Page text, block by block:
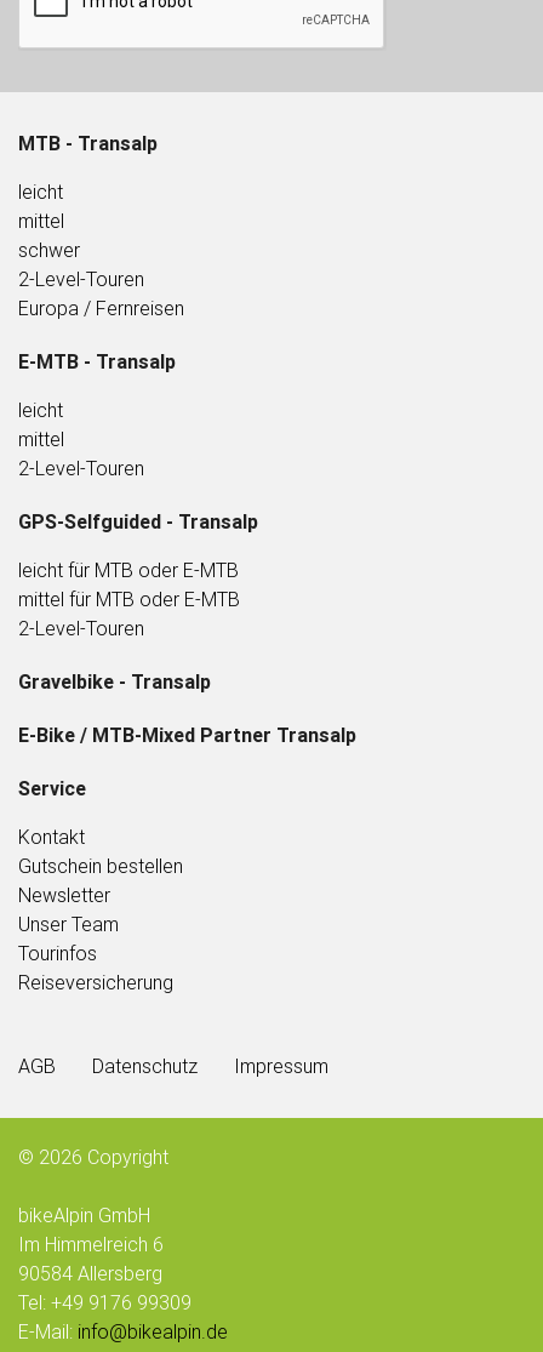
MTB - Transalp
leicht
mittel
schwer
2-Level-Touren
Europa / Fernreisen
E-MTB - Transalp
leicht
mittel
2-Level-Touren
GPS-Selfguided - Transalp
leicht für MTB oder E-MTB
mittel für MTB oder E-MTB
2-Level-Touren
Gravelbike - Transalp
E-Bike / MTB-Mixed Partner Transalp
Service
Kontakt
Gutschein bestellen
Newsletter
Unser Team
Tourinfos
Reiseversicherung
AGB Datenschutz Impressum
© 2026 Copyright
bikeAlpin GmbH
Im Himmelreich 6
90584 Allersberg
Tel: +49 9176 99309
E-Mail: info@bikealpin.de